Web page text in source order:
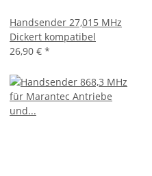
Handsender 27,015 MHz
Dickert kompatibel
26,90 € *